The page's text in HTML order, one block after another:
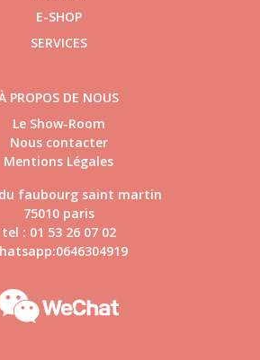
E-SHOP
SERVICES
PROPOS DE NOUS
Le Show-Room
Nous contacter
Mentions Légales
faubourg saint martin
75010 paris
tel : 01 53 26 07 02